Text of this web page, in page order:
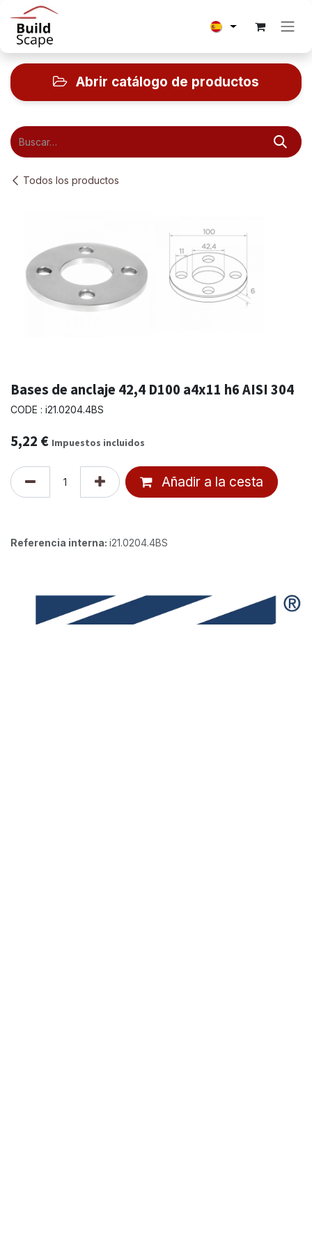
Ir al contenido
Abrir catálogo de productos
Todos los productos
Bases de anclaje 42,4 D100 a4x11 h6 AISI 304
CODE : i21.0204.4BS
5,22 € Impuestos incluidos
Añadir a la cesta
Referencia interna: i21.0204.4BS